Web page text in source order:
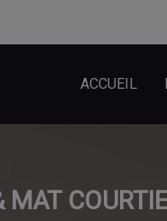
ACCUEIL